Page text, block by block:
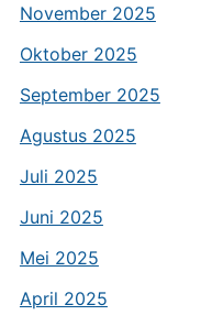
November 2025
Oktober 2025
September 2025
Agustus 2025
Juli 2025
Juni 2025
Mei 2025
April 2025